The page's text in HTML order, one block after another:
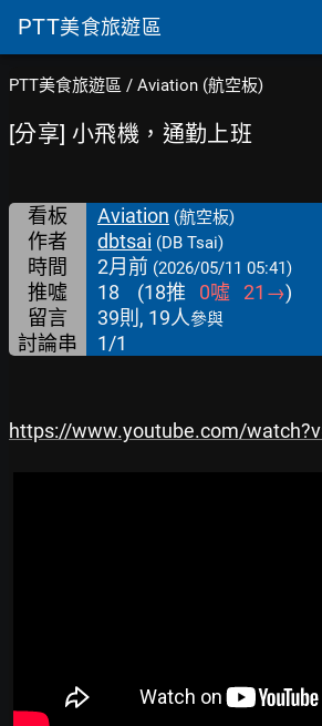
PTT美食旅遊區
PTT美食旅遊區 / Aviation (航空板)
[分享] 小飛機，通勤上班
看板 Aviation (航空板)
作者 dbtsai (DB Tsai)
時間 2月前 (2026/05/11 05:41)
推噓 18 (18推 0噓 21 →)
留言
39則, 19人參與
討論串 1/1
https://www.youtube.com/